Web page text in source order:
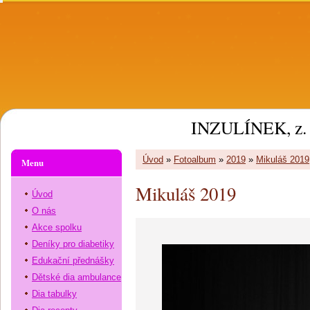
INZULÍNEK, z.
Úvod » Fotoalbum » 2019 » Mikuláš 2019
Mikuláš 2019
Menu
Úvod
O nás
Akce spolku
Deníky pro diabetiky
Edukační přednášky
Dětské dia ambulance
Dia tabulky